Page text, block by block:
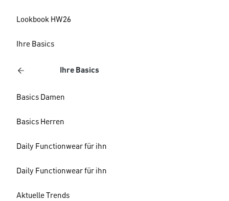
Lookbook HW26
Ihre Basics
Ihre Basics
Basics Damen
Basics Herren
Daily Functionwear für ihn
Daily Functionwear für ihn
Aktuelle Trends